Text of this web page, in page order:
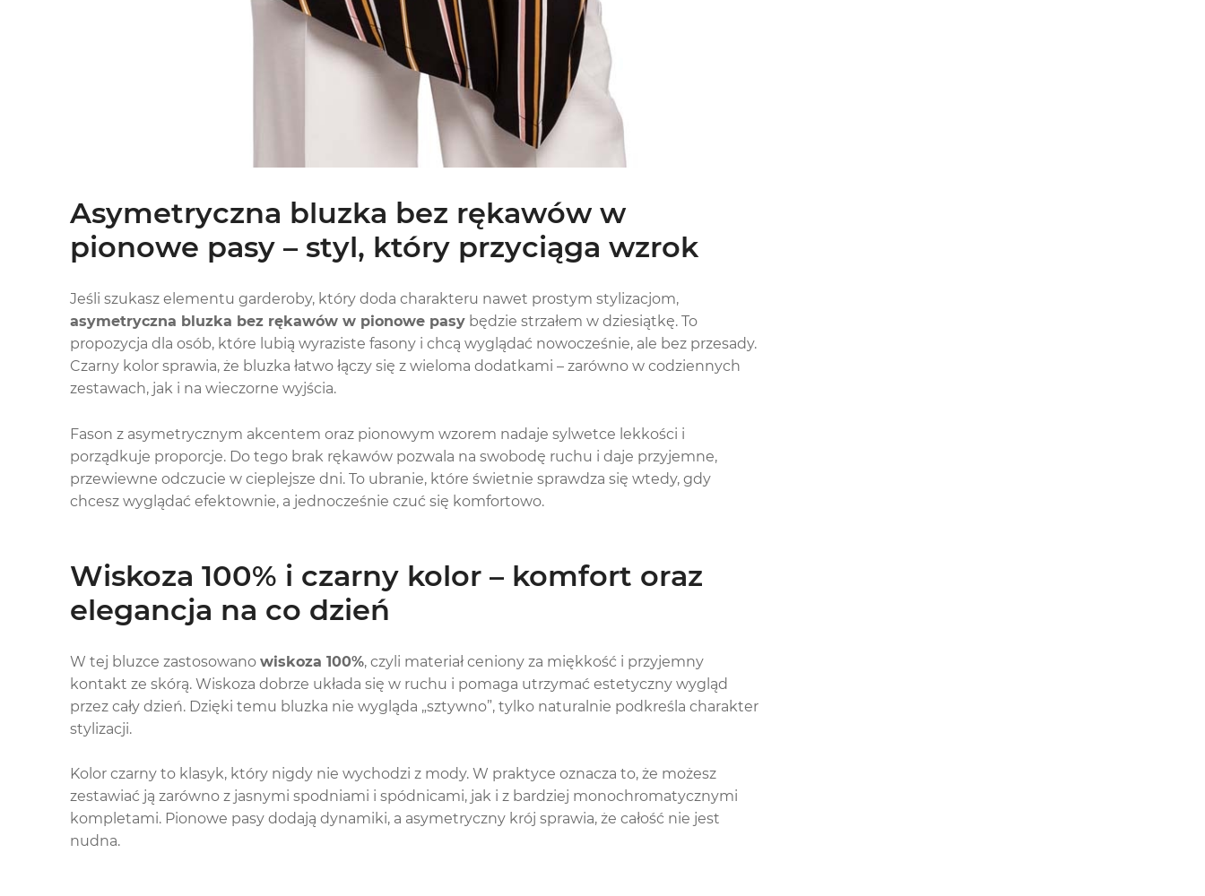
Asymetryczna bluzka bez rękawów w
pionowe pasy – styl, który przyciąga wzrok
Jeśli szukasz elementu garderoby, który doda charakteru nawet prostym stylizacjom,
asymetryczna bluzka bez rękawów w pionowe pasy będzie strzałem w dziesiątkę. To
propozycja dla osób, które lubią wyraziste fasony i chcą wyglądać nowocześnie, ale bez przesady.
Czarny kolor sprawia, że bluzka łatwo łączy się z wieloma dodatkami – zarówno w codziennych
zestawach, jak i na wieczorne wyjścia.
Fason z asymetrycznym akcentem oraz pionowym wzorem nadaje sylwetce lekkości i
porządkuje proporcje. Do tego brak rękawów pozwala na swobodę ruchu i daje przyjemne,
przewiewne odczucie w cieplejsze dni. To ubranie, które świetnie sprawdza się wtedy, gdy
chcesz wyglądać efektownie, a jednocześnie czuć się komfortowo.
Wiskoza 100% i czarny kolor – komfort oraz
elegancja na co dzień
W tej bluzce zastosowano wiskoza 100%, czyli materiał ceniony za miękkość i przyjemny
kontakt ze skórą. Wiskoza dobrze układa się w ruchu i pomaga utrzymać estetyczny wygląd
przez cały dzień. Dzięki temu bluzka nie wygląda „sztywno”, tylko naturalnie podkreśla charakter
stylizacji.
Kolor czarny to klasyk, który nigdy nie wychodzi z mody. W praktyce oznacza to, że możesz
zestawiać ją zarówno z jasnymi spodniami i spódnicami, jak i z bardziej monochromatycznymi
kompletami. Pionowe pasy dodają dynamiki, a asymetryczny krój sprawia, że całość nie jest
nudna.